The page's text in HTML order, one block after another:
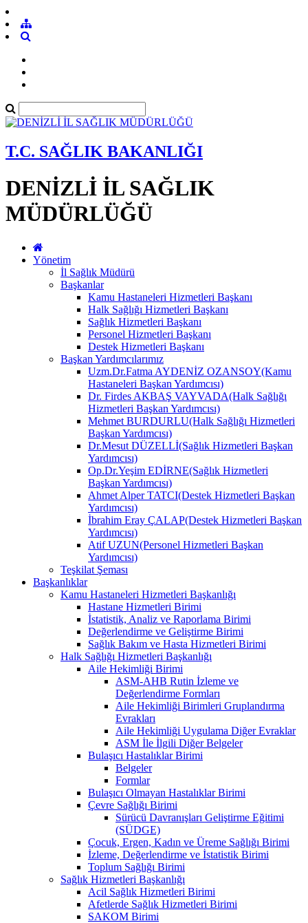
T.C. SAĞLIK BAKANLIĞI
DENİZLİ İL SAĞLIK
MÜDÜRLÜĞÜ
Yönetim
İl Sağlık Müdürü
Başkanlar
Kamu Hastaneleri Hizmetleri Başkanı
Halk Sağlığı Hizmetleri Başkanı
Sağlık Hizmetleri Başkanı
Personel Hizmetleri Başkanı
Destek Hizmetleri Başkanı
Başkan Yardımcılarımız
Uzm.Dr.Fatma AYDENİZ OZANSOY(Kamu
Hastaneleri Başkan Yardımcısı)
Dr. Firdes AKBAŞ VAYVADA(Halk Sağlığı
Hizmetleri Başkan Yardımcısı)
Mehmet BURDURLU(Halk Sağlığı Hizmetleri
Başkan Yardımcısı)
Dr.Mesut DÜZELLİ(Sağlık Hizmetleri Başkan
Yardımcısı)
Op.Dr.Yeşim EDİRNE(Sağlık Hizmetleri
Başkan Yardımcısı)
Ahmet Alper TATCI(Destek Hizmetleri Başkan
Yardımcısı)
İbrahim Eray ÇALAP(Destek Hizmetleri Başkan
Yardımcısı)
Atif UZUN(Personel Hizmetleri Başkan
Yardımcısı)
Teşkilat Şeması
Başkanlıklar
Kamu Hastaneleri Hizmetleri Başkanlığı
Hastane Hizmetleri Birimi
İstatistik, Analiz ve Raporlama Birimi
Değerlendirme ve Geliştirme Birimi
Sağlık Bakım ve Hasta Hizmetleri Birimi
Halk Sağlığı Hizmetleri Başkanlığı
Aile Hekimliği Birimi
ASM-AHB Rutin İzleme ve
Değerlendirme Formları
Aile Hekimliği Birimleri Gruplandırma
Evrakları
Aile Hekimliği Uygulama Diğer Evraklar
ASM İle İlgili Diğer Belgeler
Bulaşıcı Hastalıklar Birimi
Belgeler
Formlar
Bulaşıcı Olmayan Hastalıklar Birimi
Çevre Sağlığı Birimi
Sürücü Davranışları Geliştirme Eğitimi
(SÜDGE)
Çocuk, Ergen, Kadın ve Üreme Sağlığı Birimi
İzleme, Değerlendirme ve İstatistik Birimi
Toplum Sağlığı Birimi
Sağlık Hizmetleri Başkanlığı
Acil Sağlık Hizmetleri Birimi
Afetlerde Sağlık Hizmetleri Birimi
SAKOM Birimi